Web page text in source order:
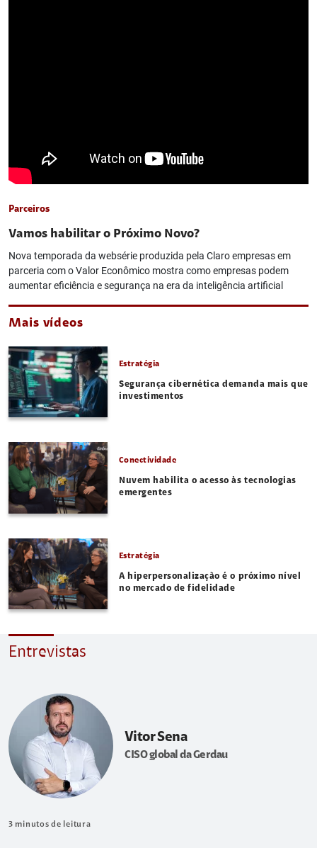
Parceiros
Vamos habilitar o Próximo Novo?
Nova temporada da websérie produzida pela Claro empresas em
parceria com o Valor Econômico mostra como empresas podem
aumentar eficiência e segurança na era da inteligência artificial
Mais vídeos
Estratégia
Segurança cibernética demanda mais que
investimentos
Conectividade
Nuvem habilita o acesso às tecnologias
emergentes
Estratégia
A hiperpersonalização é o próximo nível
no mercado de fidelidade
Entrevistas
Vitor Sena
CISO global da Gerdau
3 minutos de leitura